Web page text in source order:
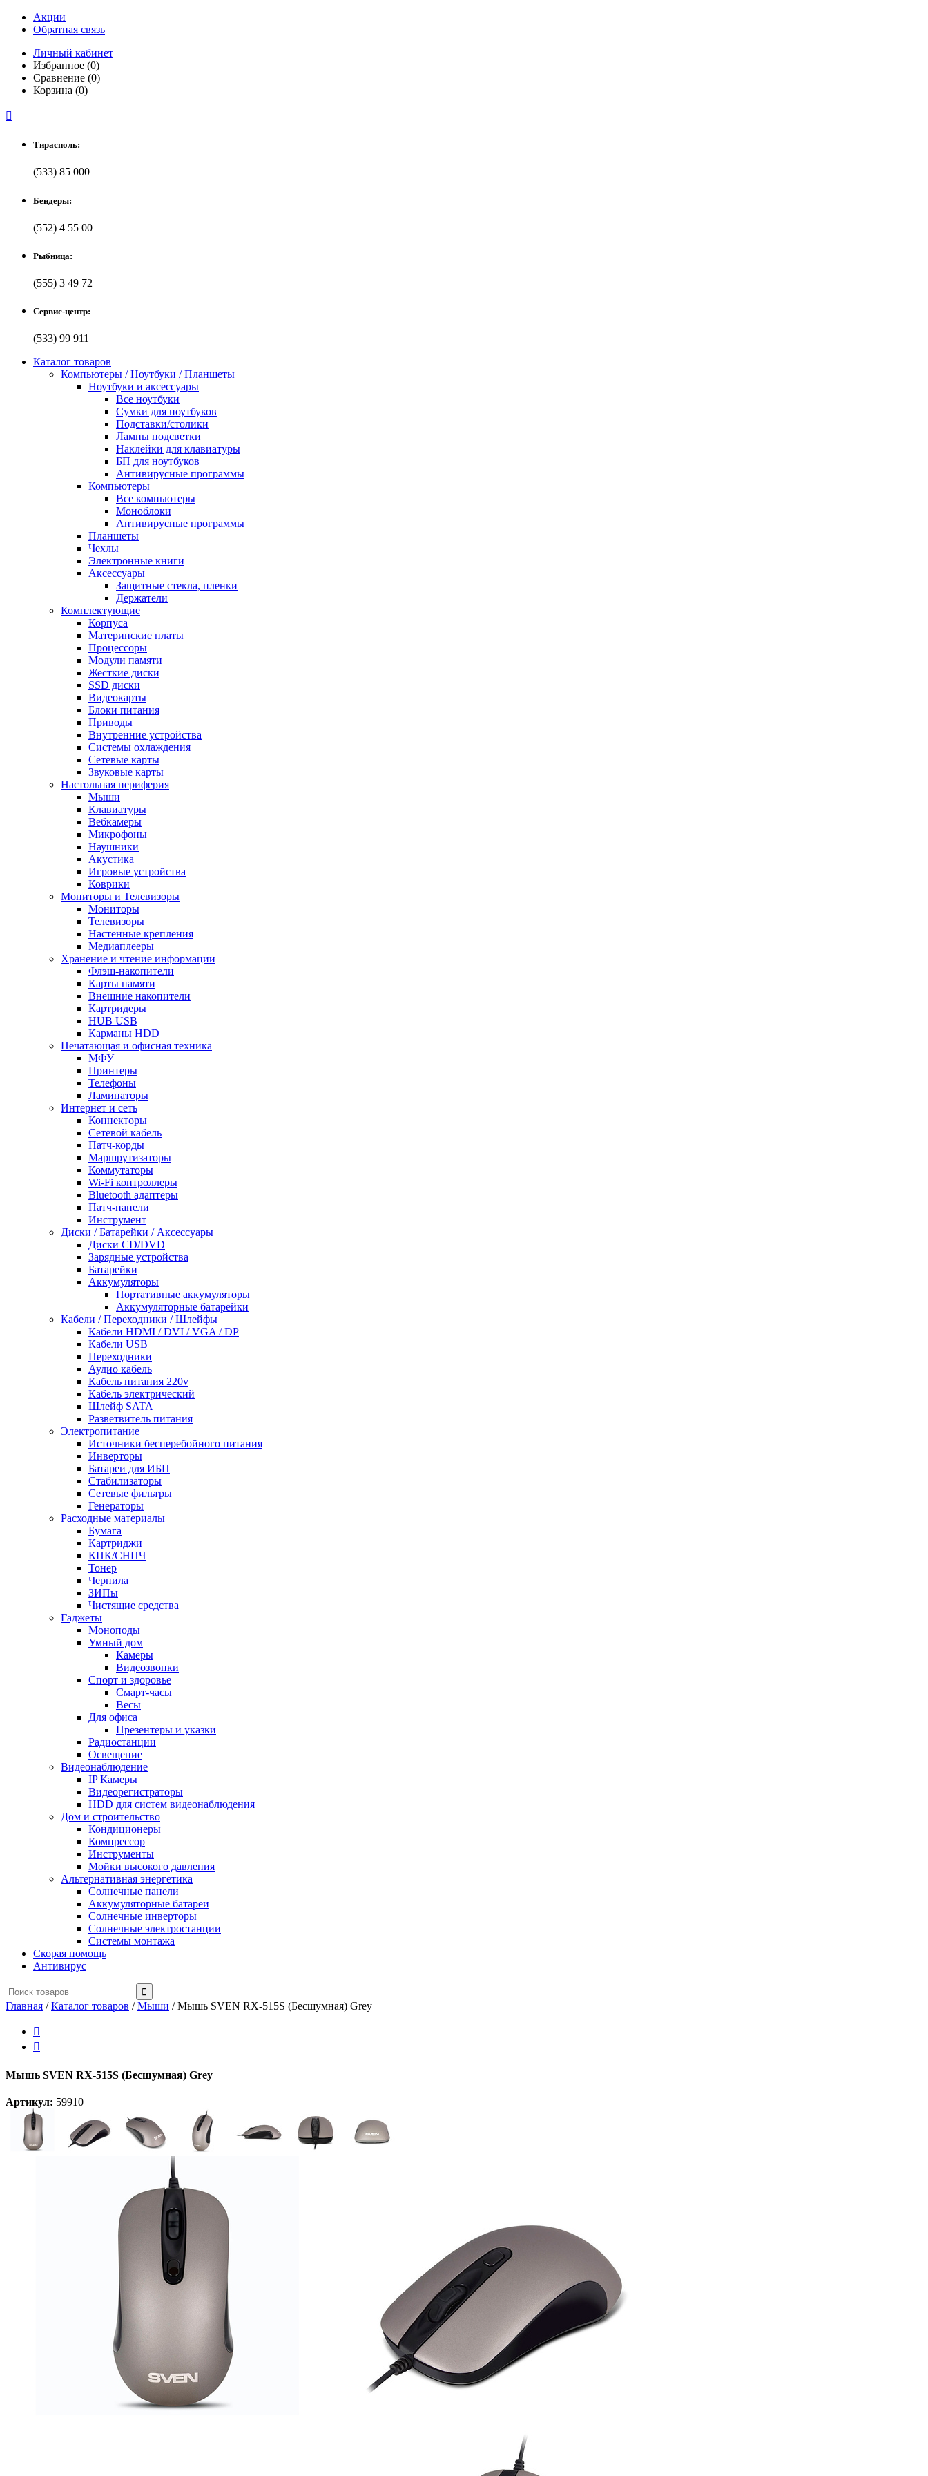
Акции
Обратная связь
Личный кабинет
Избранное (0)
Сравнение (0)
Корзина (0)

Тирасполь:
(533) 85 000
Бендеры:
(552) 4 55 00
Рыбница:
(555) 3 49 72
Сервис-центр:
(533) 99 911
Каталог товаров
Компьютеры / Ноутбуки / Планшеты
Ноутбуки и аксессуары
Все ноутбуки
Сумки для ноутбуков
Подставки/столики
Лампы подсветки
Наклейки для клавиатуры
БП для ноутбуков
Антивирусные программы
Компьютеры
Все компьютеры
Моноблоки
Антивирусные программы
Планшеты
Чехлы
Электронные книги
Аксессуары
Защитные стекла, пленки
Держатели
Комплектующие
Корпуса
Материнские платы
Процессоры
Модули памяти
Жесткие диски
SSD диски
Видеокарты
Блоки питания
Приводы
Внутренние устройства
Системы охлаждения
Сетевые карты
Звуковые карты
Настольная периферия
Мыши
Клавиатуры
Вебкамеры
Микрофоны
Наушники
Акустика
Игровые устройства
Коврики
Мониторы и Телевизоры
Мониторы
Телевизоры
Настенные крепления
Медиаплееры
Хранение и чтение информации
Флэш-накопители
Карты памяти
Внешние накопители
Картридеры
HUB USB
Карманы HDD
Печатающая и офисная техника
МФУ
Принтеры
Телефоны
Ламинаторы
Интернет и сеть
Коннекторы
Сетевой кабель
Патч-корды
Маршрутизаторы
Коммутаторы
Wi-Fi контроллеры
Bluetooth адаптеры
Патч-панели
Инструмент
Диски / Батарейки / Аксессуары
Диски CD/DVD
Зарядные устройства
Батарейки
Аккумуляторы
Портативные аккумуляторы
Аккумуляторные батарейки
Кабели / Переходники / Шлейфы
Кабели HDMI / DVI / VGA / DP
Кабели USB
Переходники
Аудио кабель
Кабель питания 220v
Кабель электрический
Шлейф SATA
Разветвитель питания
Электропитание
Источники бесперебойного питания
Инверторы
Батареи для ИБП
Стабилизаторы
Сетевые фильтры
Генераторы
Расходные материалы
Бумага
Картриджи
КПК/СНПЧ
Тонер
Чернила
ЗИПы
Чистящие средства
Гаджеты
Моноподы
Умный дом
Камеры
Видеозвонки
Спорт и здоровье
Смарт-часы
Весы
Для офиса
Презентеры и указки
Радиостанции
Освещение
Видеонаблюдение
IP Камеры
Видеорегистраторы
HDD для систем видеонаблюдения
Дом и строительство
Кондиционеры
Компрессор
Инструменты
Мойки высокого давления
Альтернативная энергетика
Солнечные панели
Аккумуляторные батареи
Солнечные инверторы
Солнечные электростанции
Системы монтажа
Скорая помощь
Антивирус
Главная /Каталог товаров /Мыши /Мышь SVEN RX-515S (Бесшумная) Grey


Мышь SVEN RX-515S (Бесшумная) Grey
Артикул: 59910